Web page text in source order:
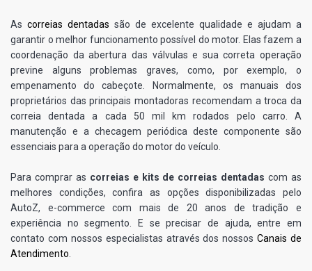
As correias dentadas são de excelente qualidade e ajudam a
garantir o melhor funcionamento possível do motor. Elas fazem a
coordenação da abertura das válvulas e sua correta operação
previne alguns problemas graves, como, por exemplo, o
empenamento do cabeçote. Normalmente, os manuais dos
proprietários das principais montadoras recomendam a troca da
correia dentada a cada 50 mil km rodados pelo carro. A
manutenção e a checagem periódica deste componente são
essenciais para a operação do motor do veículo.
Para comprar as correias e kits de correias dentadas com as
melhores condições, confira as opções disponibilizadas pelo
AutoZ, e-commerce com mais de 20 anos de tradição e
experiência no segmento. E se precisar de ajuda, entre em
contato com nossos especialistas através dos nossosCanais de
Atendimento